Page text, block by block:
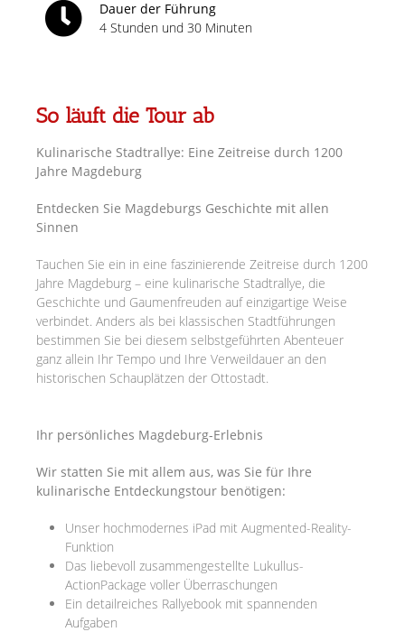
Dauer der Führung
4 Stunden und 30 Minuten
So läuft die Tour ab
Kulinarische Stadtrallye: Eine Zeitreise durch 1200
Jahre Magdeburg
Entdecken Sie Magdeburgs Geschichte mit allen
Sinnen
Tauchen Sie ein in eine faszinierende Zeitreise durch 1200
Jahre Magdeburg – eine kulinarische Stadtrallye, die
Geschichte und Gaumenfreuden auf einzigartige Weise
verbindet. Anders als bei klassischen Stadtführungen
bestimmen Sie bei diesem selbstgeführten Abenteuer
ganz allein Ihr Tempo und Ihre Verweildauer an den
historischen Schauplätzen der Ottostadt.
Ihr persönliches Magdeburg-Erlebnis
Wir statten Sie mit allem aus, was Sie für Ihre
kulinarische Entdeckungstour benötigen:
Unser hochmodernes iPad mit Augmented-Reality-
Funktion
Das liebevoll zusammengestellte Lukullus-
ActionPackage voller Überraschungen
Ein detailreiches Rallyebook mit spannenden
Aufgaben